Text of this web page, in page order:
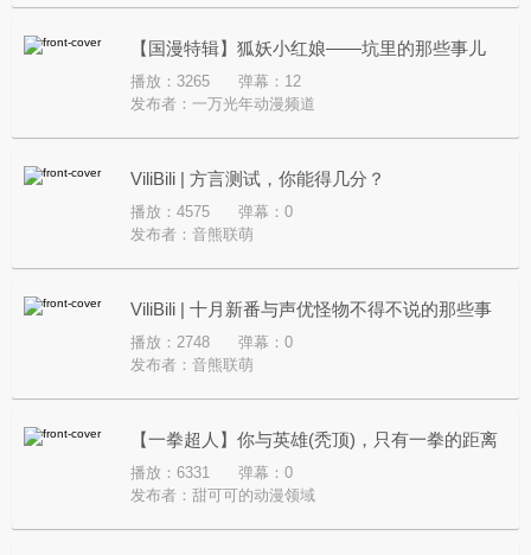
【国漫特辑】狐妖小红娘——坑里的那些事儿
（vol.145）
播放：3265
弹幕：12
发布者： 一万光年动漫频道
ViliBili | 方言测试，你能得几分？
播放：4575
弹幕：0
发布者： 音熊联萌
ViliBili | 十月新番与声优怪物不得不说的那些事
儿
播放：2748
弹幕：0
发布者： 音熊联萌
【一拳超人】你与英雄(秃顶)，只有一拳的距离
播放：6331
弹幕：0
发布者： 甜可可的动漫领域